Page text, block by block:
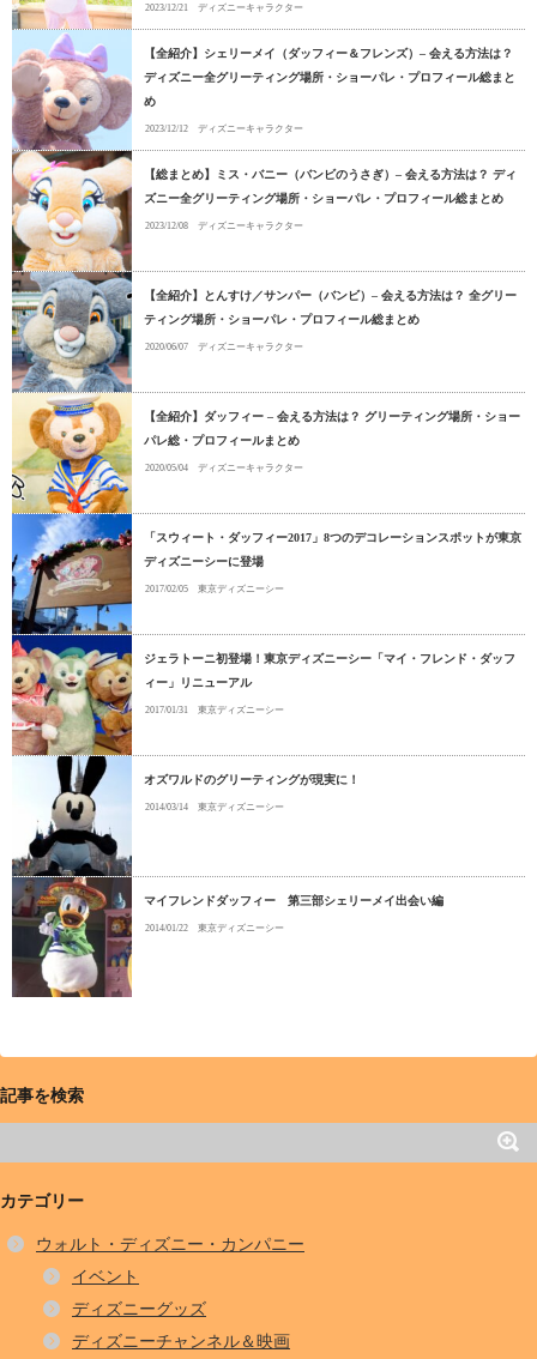
2023/12/21 ディズニーキャラクター
【全紹介】シェリーメイ（ダッフィー＆フレンズ）– 会える方法は？
ディズニー全グリーティング場所・ショーパレ・プロフィール総まと
め
2023/12/12 ディズニーキャラクター
【総まとめ】ミス・バニー（バンビのうさぎ）– 会える方法は？ ディ
ズニー全グリーティング場所・ショーパレ・プロフィール総まとめ
2023/12/08 ディズニーキャラクター
【全紹介】とんすけ／サンパー（バンビ）– 会える方法は？ 全グリー
ティング場所・ショーパレ・プロフィール総まとめ
2020/06/07 ディズニーキャラクター
【全紹介】ダッフィー – 会える方法は？ グリーティング場所・ショー
パレ総・プロフィールまとめ
2020/05/04 ディズニーキャラクター
「スウィート・ダッフィー2017」8つのデコレーションスポットが東京
ディズニーシーに登場
2017/02/05 東京ディズニーシー
ジェラトーニ初登場！東京ディズニーシー「マイ・フレンド・ダッフ
ィー」リニューアル
2017/01/31 東京ディズニーシー
オズワルドのグリーティングが現実に！
2014/03/14 東京ディズニーシー
マイフレンドダッフィー 第三部シェリーメイ出会い編
2014/01/22 東京ディズニーシー
記事を検索
カテゴリー
ウォルト・ディズニー・カンパニー
イベント
ディズニーグッズ
ディズニーチャンネル＆映画